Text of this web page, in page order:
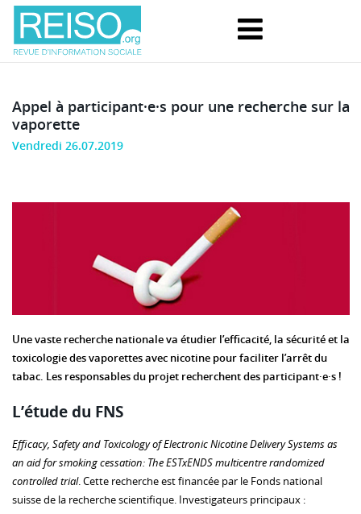
Appel à participant·e·s pour une recherche sur la
vaporette
Vendredi 26.07.2019
Une vaste recherche nationale va étudier l’efficacité, la sécurité et la
toxicologie des vaporettes avec nicotine pour faciliter l’arrêt du
tabac. Les responsables du projet recherchent des participant·e·s !
L’étude du FNS
Efficacy, Safety and Toxicology of Electronic Nicotine Delivery Systems as
an aid for smoking cessation: The ESTxENDS multicentre randomized
controlled trial. Cette recherche est financée par le Fonds national
suisse de la recherche scientifique. Investigateurs principaux :